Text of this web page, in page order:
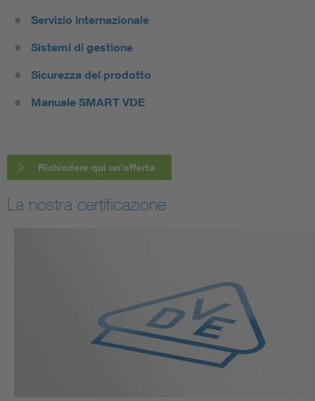
Servizio internazionale
Sistemi di gestione
Sicurezza del prodotto
Manuale SMART VDE
Richiedere qui un’offerta
La nostra certificazione